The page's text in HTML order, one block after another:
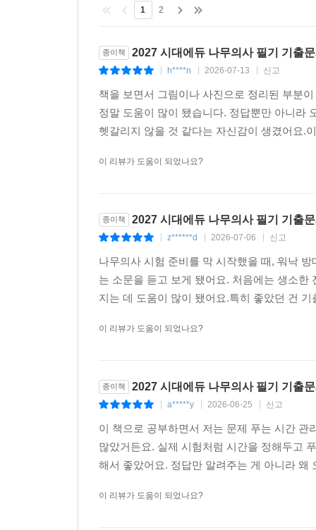
1 2
종이책 2027 시대에듀 나무의사 필기 기출
h****n 2026-07-13 신고
책을 보면서 그림이나 사진으로 정리된 부분
정말 도움이 많이 됐습니다. 정답뿐만 아니라
헷갈리지 않을 것 같다는 자신감이 생겼어요.
이 리뷰가 도움이 되었나요?
종이책 2027 시대에듀 나무의사 필기 기출
z******d 2026-07-06 신고
나무의사 시험 준비를 막 시작했을 때, 워낙
는 소문을 듣고 보게 됐어요. 처음에는 생소
지는 데 도움이 많이 됐어요.특히 좋았던 건
이 리뷰가 도움이 되었나요?
종이책 2027 시대에듀 나무의사 필기 기출
a*****y 2026-06-25 신고
이 책으로 공부하면서 저는 문제 푸는 시간
많았거든요. 실제 시험처럼 시간을 정해두고
해서 좋았어요. 정답만 알려주는 게 아니라
이 리뷰가 도움이 되었나요?